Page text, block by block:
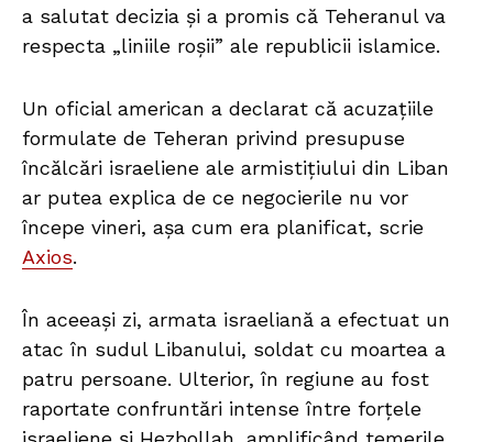
a salutat decizia și a promis că Teheranul va
respecta „liniile roșii” ale republicii islamice.
Un oficial american a declarat că acuzațiile
formulate de Teheran privind presupuse
încălcări israeliene ale armistițiului din Liban
ar putea explica de ce negocierile nu vor
începe vineri, așa cum era planificat, scrie
Axios.
În aceeași zi, armata israeliană a efectuat un
atac în sudul Libanului, soldat cu moartea a
patru persoane. Ulterior, în regiune au fost
raportate confruntări intense între forțele